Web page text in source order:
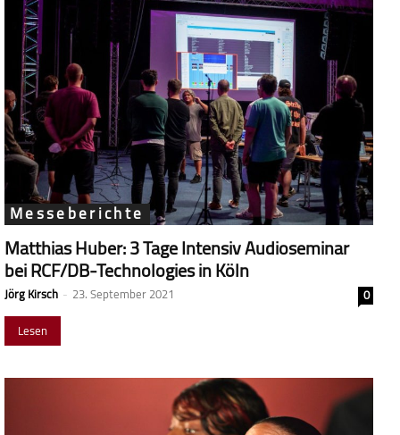
Messeberichte
Matthias Huber: 3 Tage Intensiv Audioseminar
bei RCF/DB-Technologies in Köln
Jörg Kirsch - 23. September 2021
0
Lesen